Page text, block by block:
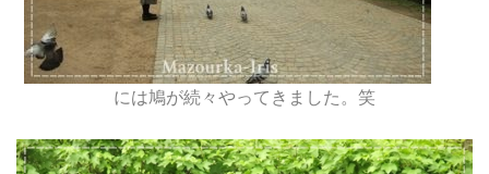
には鳩が続々やってきました。笑